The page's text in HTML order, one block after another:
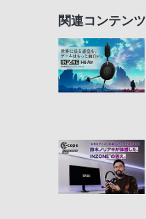
関連コンテンツ